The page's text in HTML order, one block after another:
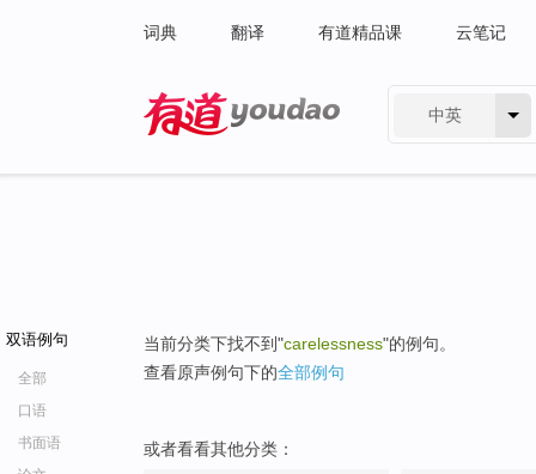
词典 翻译 有道精品课 云笔记
中英
双语例句
全部
口语
书面语
当前分类下找不到"carelessness"的例句。
查看原声例句下的全部例句
或者看看其他分类：